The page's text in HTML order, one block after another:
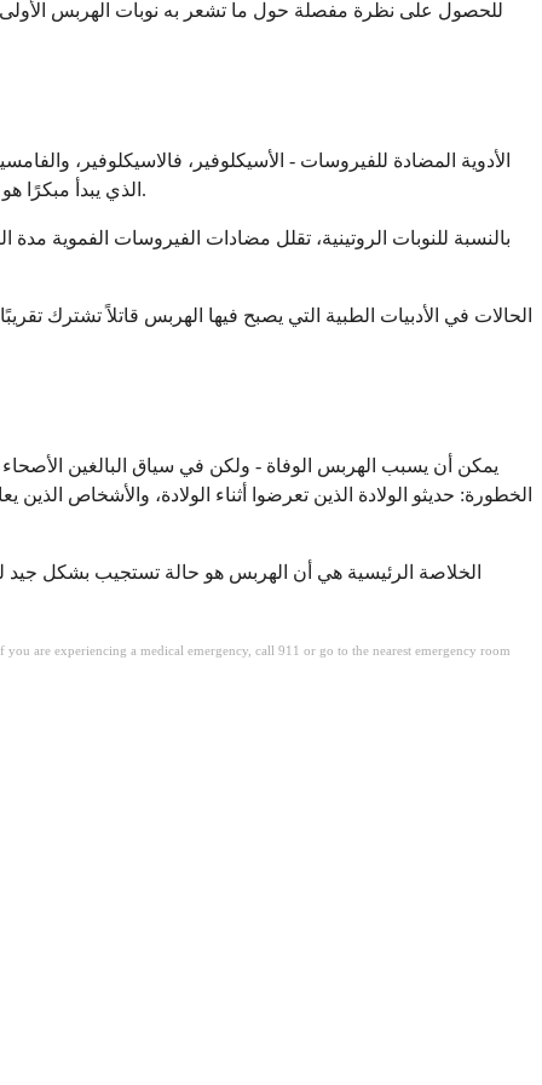
للحصول على نظرة مفصلة حول ما تشعر به نوبات الهربس الأولى -
الأدوية المضادة للفيروسات - الأسيكلوفير، فالاسيكلوفير،
الذي يبدأ مبكرًا هو العلاج الذي يخفض معدل الوفيات من 70 بالمائة إلى 10 إلى 20 بالمائة. نافذة الفائدة القصوى ضيقة - كلما بدأ العلاج مبكرًا، كانت النتيجة أفضل.
بالنسبة للنوبات الروتينية، تقلل مضادات الفيروسات الفموية
الحالات في الأدبيات الطبية التي يصبح فيها الهربس قاتلاً تشترك
يمكن أن يسبب الهربس الوفاة - ولكن في سياق البالغين
الخطورة: حديثو الولادة الذين تعرضوا أثناء الولادة،
الخلاصة الرئيسية هي أن الهربس هو حالة تستجيب بشكل جيد
are experiencing a medical emergency, call 911 or go to the nearest emergency room